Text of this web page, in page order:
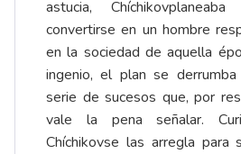
astucia,
convertirse en un hombre
en la sociedad de aquella
ingenio, el plan se
serie de sucesos que, por
vale la pena señalar.
Chíchikovse las arregla para